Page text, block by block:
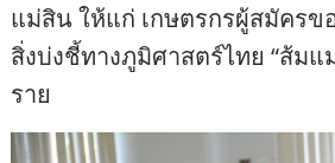
แม่สิน ให้แก่ เกษตรกรผู้สมัคร
สิ่งบ่งชี้ทางภูมิศาสตร์ไทย “ส้มแ
ราย